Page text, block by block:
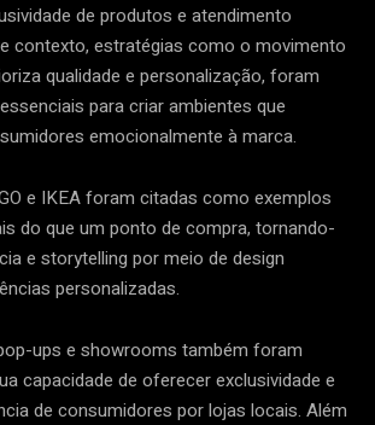
de produtos e atendimento
contexto, estratégias como o movimento
qualidade e personalização, foram
para criar ambientes que
emocionalmente à marca.
e IKEA foram citadas como exemplos
do que um ponto de compra, tornando-
e storytelling por meio de design
personalizadas.
ups e showrooms também foram
capacidade de oferecer exclusividade e
de consumidores por lojas locais. Além